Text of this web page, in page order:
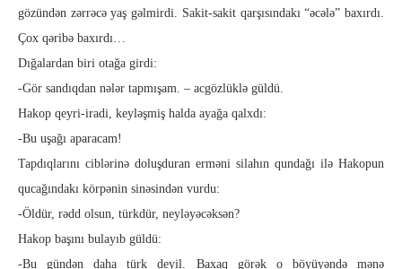
gözündən zərrəcə yaş gəlmirdi. Sakit-sakit qarşısındakı “əcə­lə” baxırdı.
Çox qəribə baxırdı…
Dığalardan biri otağa girdi:
-Gör sandıqdan nələr tapmışam. – acgözlüklə güldü.
Hakop qeyri-iradi, keyləşmiş halda ayağa qalxdı:
-Bu uşağı aparacam!
Tapdıqlarını ciblərinə doluşduran erməni silahın qundağı ilə Hakopun
qucağındakı körpənin sinəsindən vurdu:
-Öldür, rədd olsun, türkdür, neyləyəcəksən?
Hakop başını bulayıb güldü:
-Bu gündən daha türk deyil. Baxaq görək o böyüyəndə mə­nə